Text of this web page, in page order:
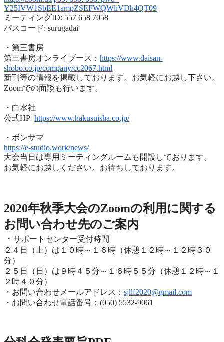
Y25IVW1SbEE1ampZSEFWQWliVDh4QT09
ミーティングID: 557 658 7058
パスコード: surugadai
・第三書房
第三書房オンライブース： https://www.daisan-
shobo.co.jp/company/cc2067.html
新刊等の情報を掲載しております。お気軽にお越し下さい。
Zoomでの面談も行います。
・白水社
公式HP https://www.hakusuisha.co.jp/
・ボンサマ
https://e-studio.work/news/
大会当日は専用ミーティングルームも開設しております。
お気軽にお越しください。お待ちしております。
2020年秋季大会のZoomの利用に関する
お問い合わせ先のご案内
・ サポートセンター受付時間
２４日（土）は１０時～１６時（休憩１２時～１２時３０
分）
２５日（日）は９時４５分～１６時５５分（休憩１２時～ １
２時４０分）
・お問い合わせメールアドレス： sjllf2020@gmail.com
・お問い合わせ電話番号：(050) 5532-9061